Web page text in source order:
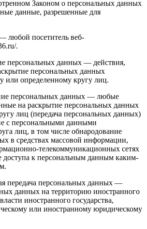
Законом о персональных данных
данные, разрешенные для
любой посетитель веб-
.
персональных данных — действия,
персональных данных
или определенному кругу лиц.
персональных данных — любые
на раскрытие персональных данных
лиц (передача персональных данных)
с персональными данными
лиц, в том числе обнародование
в средствах массовой информации,
телекоммуникационных сетях
доступа к персональным данным каким-
передача персональных данных —
данных на территорию иностранного
иностранного государства,
или иностранному юридическому